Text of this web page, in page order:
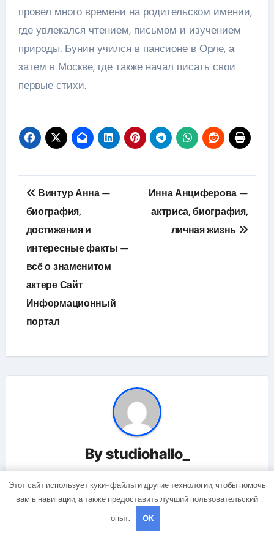
провел много времени на родительском имении,
где увлекался чтением, письмом и изучением
природы. Бунин учился в пансионе в Орле, а
затем в Москве, где также начал писать свои
первые стихи.
Навигация
по
записям
Винтур Анна —
биография,
достижения и
интересные факты —
всё о знаменитом
актере Сайт
Информационный
портал
Инна Анциферова —
актриса, биография,
личная жизнь
Bystudiohallo_
Этот сайт использует куки-файлы и другие технологии, чтобы помочь
вам в навигации, а также предоставить лучший пользовательский
опыт.
OK